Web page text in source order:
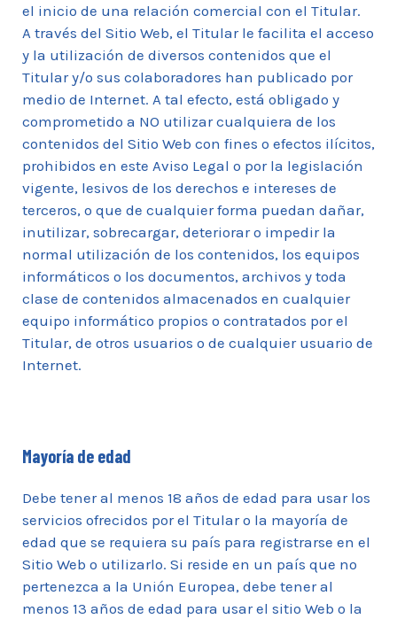
el inicio de una relación comercial con el Titular.
A través del Sitio Web, el Titular le facilita el acceso
y la utilización de diversos contenidos que el
Titular y/o sus colaboradores han publicado por
medio de Internet. A tal efecto, está obligado y
comprometido a NO utilizar cualquiera de los
contenidos del Sitio Web con fines o efectos ilícitos,
prohibidos en este Aviso Legal o por la legislación
vigente, lesivos de los derechos e intereses de
terceros, o que de cualquier forma puedan dañar,
inutilizar, sobrecargar, deteriorar o impedir la
normal utilización de los contenidos, los equipos
informáticos o los documentos, archivos y toda
clase de contenidos almacenados en cualquier
equipo informático propios o contratados por el
Titular, de otros usuarios o de cualquier usuario de
Internet.
Mayoría de edad
Debe tener al menos 18 años de edad para usar los
servicios ofrecidos por el Titular o la mayoría de
edad que se requiera su país para registrarse en el
Sitio Web o utilizarlo. Si reside en un país que no
pertenezca a la Unión Europea, debe tener al
menos 13 años de edad para usar el sitio Web o la